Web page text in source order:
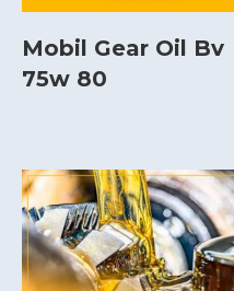
Mobil Gear Oil Bv
75w 80